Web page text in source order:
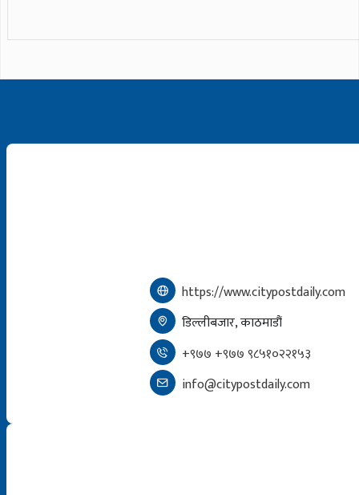
https://www.citypostdaily.com
डिल्लीबजार, काठमाडौं
+९७७ +९७७ ९८५१०२२१५३
info@citypostdaily.com